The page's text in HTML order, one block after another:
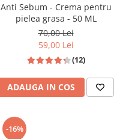
Anti Sebum - Crema pentru
pielea grasa - 50 ML
70,00 Lei
59,00 Lei
(12)
ADAUGA IN COS
-16%